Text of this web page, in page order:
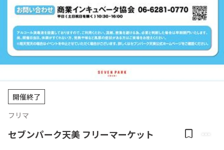
開催終了
フリマ
セブンパーク天美 フリーマーケット bookmark